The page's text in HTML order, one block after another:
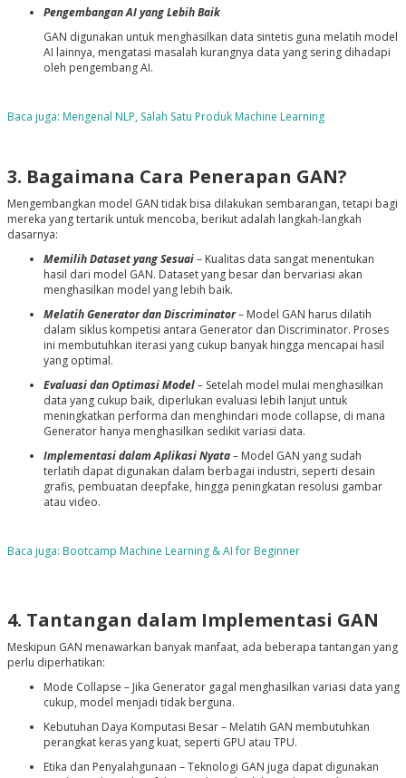
Pengembangan AI yang Lebih Baik
GAN digunakan untuk menghasilkan data sintetis guna melatih model
AI lainnya, mengatasi masalah kurangnya data yang sering dihadapi
oleh pengembang AI.
Baca juga: Mengenal NLP, Salah Satu Produk Machine Learning
3. Bagaimana Cara Penerapan GAN?
Mengembangkan model GAN tidak bisa dilakukan sembarangan, tetapi bagi
mereka yang tertarik untuk mencoba, berikut adalah langkah-langkah
dasarnya:
Memilih Dataset yang Sesuai – Kualitas data sangat menentukan
hasil dari model GAN. Dataset yang besar dan bervariasi akan
menghasilkan model yang lebih baik.
Melatih Generator dan Discriminator– Model GAN harus dilatih
dalam siklus kompetisi antara Generator dan Discriminator. Proses
ini membutuhkan iterasi yang cukup banyak hingga mencapai hasil
yang optimal.
Evaluasi dan Optimasi Model – Setelah model mulai menghasilkan
data yang cukup baik, diperlukan evaluasi lebih lanjut untuk
meningkatkan performa dan menghindari mode collapse, di mana
Generator hanya menghasilkan sedikit variasi data.
Implementasi dalam Aplikasi Nyata – Model GAN yang sudah
terlatih dapat digunakan dalam berbagai industri, seperti desain
grafis, pembuatan deepfake, hingga peningkatan resolusi gambar
atau video.
Baca juga: Bootcamp Machine Learning & AI for Beginner
4. Tantangan dalam Implementasi GAN
Meskipun GAN menawarkan banyak manfaat, ada beberapa tantangan yang
perlu diperhatikan:
Mode Collapse – Jika Generator gagal menghasilkan variasi data yang
cukup, model menjadi tidak berguna.
Kebutuhan Daya Komputasi Besar– Melatih GAN membutuhkan
perangkat keras yang kuat, seperti GPU atau TPU.
Etika dan Penyalahgunaan – Teknologi GAN juga dapat digunakan